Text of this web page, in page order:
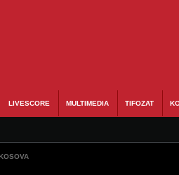
LIVESCORE MULTIMEDIA TIFOZAT